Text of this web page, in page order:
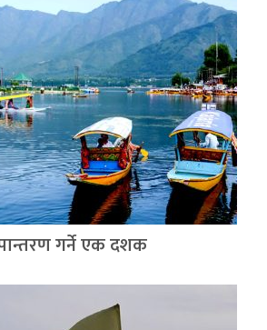
गर्ने एक दशक